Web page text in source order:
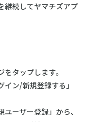
継続してヤマチズアプ
タップします。
ン/新規登録する」
ーザー登録」から、